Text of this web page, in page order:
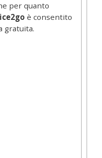
per quanto
è consentito
gratuita.